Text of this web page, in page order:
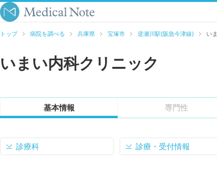
トップ 病院を調べる 兵庫県 宝塚市 逆瀬川駅(阪急今津線) い
いまい内科クリニック
基本情報 専門性
診療科 診療・受付情報